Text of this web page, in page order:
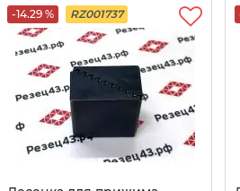
-14.29 % RZ001737